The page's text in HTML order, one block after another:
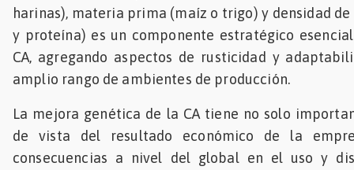
harinas), materia prima (maíz o trigo) y densidad
y proteína) es un componente estratégico
CA, agregando aspectos de rusticidad y
amplio rango de ambientes de producción.
La mejora genética de la CA tiene no solo
de vista del resultado económico de la
consecuencias a nivel del global en el uso y